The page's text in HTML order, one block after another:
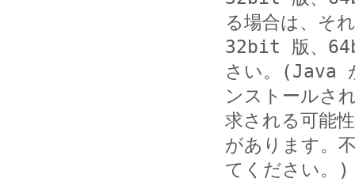
る場合は、そ
32bit 版、
さい。(Java
ンストールさ
求される可能性
があります。
てください。)